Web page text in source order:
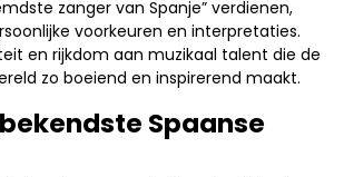
zanger van Spanje” verdienen,
voorkeuren en interpretaties.
en rijkdom aan muzikaal talent die de
zo boeiend en inspirerend maakt.
Spaanse